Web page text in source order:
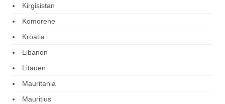
Kirgisistan
Komorene
Kroatia
Libanon
Litauen
Mauritania
Mauritius